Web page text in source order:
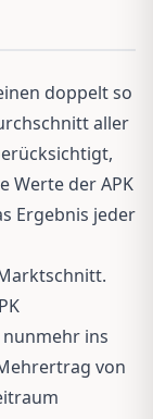
doppelt so
aller
Werte der APK
Ergebnis jeder
ins
von